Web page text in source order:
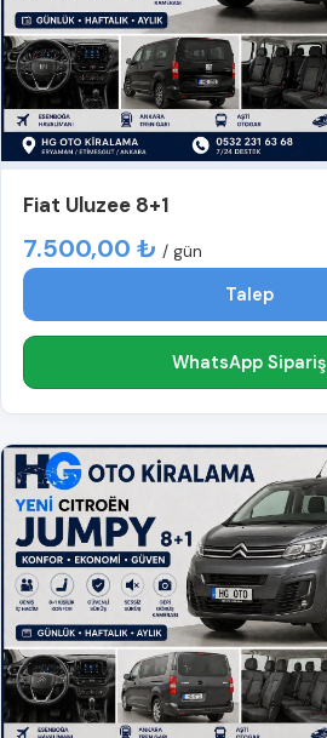
Fiat Uluzee 8+1
7.500,00 ₺ / gün
Talep
WhatsApp Sipariş